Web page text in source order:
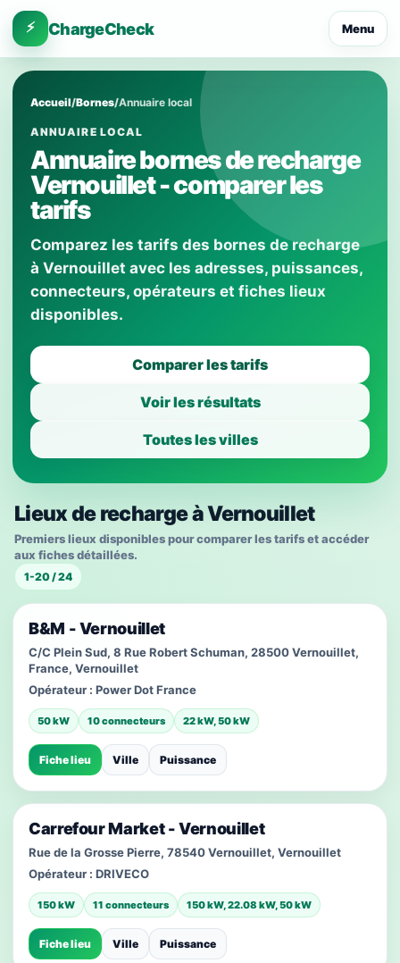
⚡ ChargeCheck Menu
Accueil/Bornes/Annuaire local
ANNUAIRE LOCAL
Annuaire bornes de recharge
Vernouillet - comparer les
tarifs
Comparez les tarifs des bornes de recharge
à Vernouillet avec les adresses, puissances,
connecteurs, opérateurs et fiches lieux
disponibles.
Comparer les tarifs
Voir les résultats
Toutes les villes
Lieux de recharge à Vernouillet
Premiers lieux disponibles pour comparer les tarifs et accéder
aux fiches détaillées.
1-20 / 24
B&M - Vernouillet
C/C Plein Sud, 8 Rue Robert Schuman, 28500 Vernouillet,
France, Vernouillet
Opérateur : Power Dot France
50 kW 10 connecteurs 22 kW, 50 kW
Fiche lieu Ville Puissance
Carrefour Market - Vernouillet
Rue de la Grosse Pierre, 78540 Vernouillet, Vernouillet
Opérateur : DRIVECO
150 kW 11 connecteurs 150 kW, 22.08 kW, 50 kW
Fiche lieu Ville Puissance